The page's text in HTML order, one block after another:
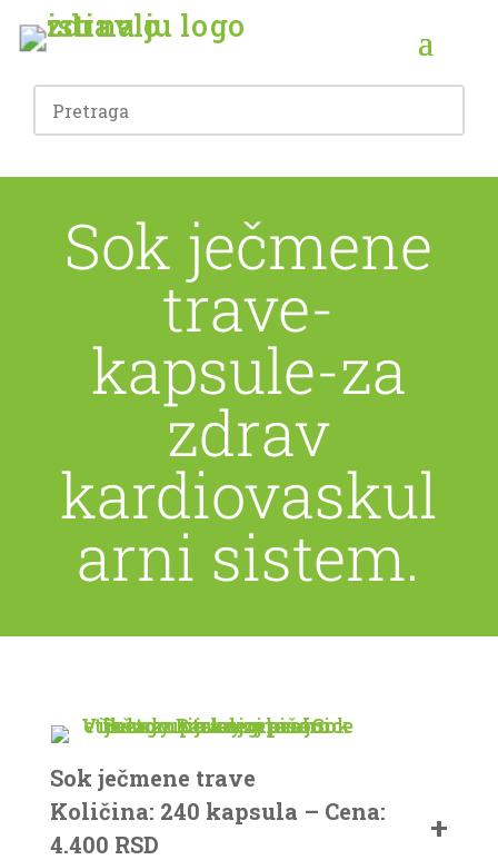
Sok ječmene
trave-
kapsule-za
zdrav
kardiovaskul
arni sistem.
Sok ječmene trave
Količina: 240 kapsula – Cena:
4.400 RSD